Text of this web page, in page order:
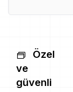
Özel
ve
güvenli